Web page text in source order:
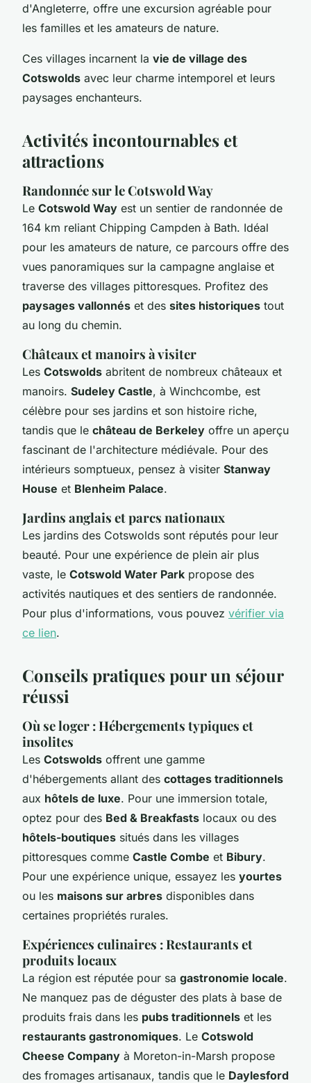
d'Angleterre, offre une excursion agréable pour
les familles et les amateurs de nature.
Ces villages incarnent la vie de village des
Cotswolds avec leur charme intemporel et leurs
paysages enchanteurs.
Activités incontournables et
attractions
Randonnée sur le Cotswold Way
Le Cotswold Way est un sentier de randonnée de
164 km reliant Chipping Campden à Bath. Idéal
pour les amateurs de nature, ce parcours offre des
vues panoramiques sur la campagne anglaise et
traverse des villages pittoresques. Profitez des
paysages vallonnés et des sites historiques tout
au long du chemin.
Châteaux et manoirs à visiter
Les Cotswolds abritent de nombreux châteaux et
manoirs. Sudeley Castle, à Winchcombe, est
célèbre pour ses jardins et son histoire riche,
tandis que le château de Berkeley offre un aperçu
fascinant de l'architecture médiévale. Pour des
intérieurs somptueux, pensez à visiter Stanway
House et Blenheim Palace.
Jardins anglais et parcs nationaux
Les jardins des Cotswolds sont réputés pour leur
beauté. Pour une expérience de plein air plus
vaste, le Cotswold Water Park propose des
activités nautiques et des sentiers de randonnée.
Pour plus d'informations, vous pouvez vérifier via
ce lien.
Conseils pratiques pour un séjour
réussi
Où se loger : Hébergements typiques et
insolites
Les Cotswolds offrent une gamme
d'hébergements allant des cottages traditionnels
aux hôtels de luxe. Pour une immersion totale,
optez pour des Bed & Breakfasts locaux ou des
hôtels-boutiques situés dans les villages
pittoresques comme Castle Combe et Bibury.
Pour une expérience unique, essayez les yourtes
ou les maisons sur arbres disponibles dans
certaines propriétés rurales.
Expériences culinaires : Restaurants et
produits locaux
La région est réputée pour sa gastronomie locale.
Ne manquez pas de déguster des plats à base de
produits frais dans les pubs traditionnels et les
restaurants gastronomiques. Le Cotswold
Cheese Company à Moreton-in-Marsh propose
des fromages artisanaux, tandis que le Daylesford